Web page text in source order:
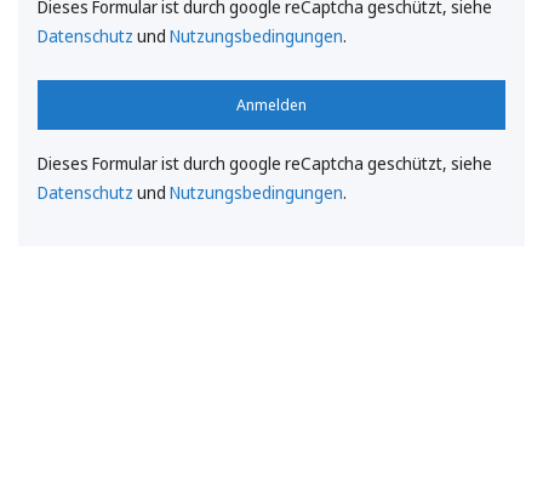
Dieses Formular ist durch google reCaptcha geschützt, siehe
Datenschutz und Nutzungsbedingungen.
Anmelden
Dieses Formular ist durch google reCaptcha geschützt, siehe
Datenschutz und Nutzungsbedingungen.